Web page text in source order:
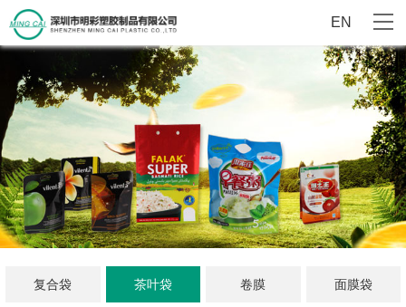
EN
复合袋 茶叶袋 卷膜 面膜袋